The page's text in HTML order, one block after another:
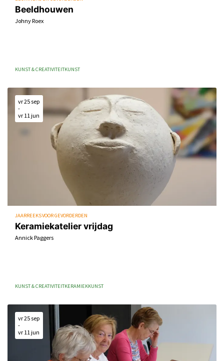
Beeldhouwen
Johny Roex
KUNST & CREATIVITEITKUNST
Keramiekatelier vrijdag
Annick Paggers
JAARREEKS VOOR GEVORDERDEN
vr 25 sep
-
vr 11 jun
KUNST & CREATIVITEITKERAMIEKKUNST
vr 25 sep
-
vr 11 jun